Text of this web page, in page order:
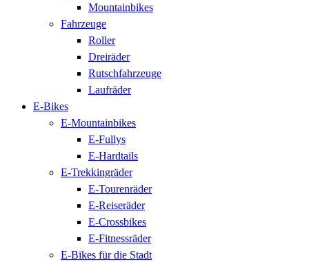
Mountainbikes
Fahrzeuge
Roller
Dreiräder
Rutschfahrzeuge
Laufräder
E-Bikes
E-Mountainbikes
E-Fullys
E-Hardtails
E-Trekkingräder
E-Tourenräder
E-Reiseräder
E-Crossbikes
E-Fitnessräder
E-Bikes für die Stadt